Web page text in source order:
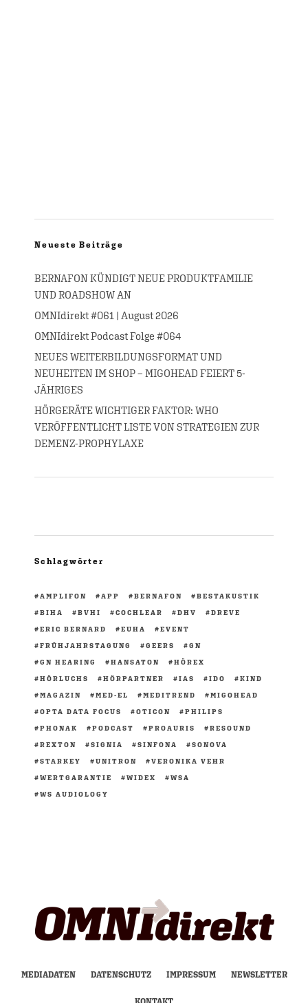
Neueste Beiträge
BERNAFON KÜNDIGT NEUE PRODUKTFAMILIE
UND ROADSHOW AN
OMNIdirekt #061 | August 2026
OMNIdirekt Podcast Folge #064
NEUES WEITERBILDUNGSFORMAT UND
NEUHEITEN IM SHOP – MIGOHEAD FEIERT 5-
JÄHRIGES
HÖRGERÄTE WICHTIGER FAKTOR: WHO
VERÖFFENTLICHT LISTE VON STRATEGIEN ZUR
DEMENZ-PROPHYLAXE
Schlagwörter
AMPLIFON APP BERNAFON
BESTAKUSTIK
BIHA
BVHI COCHLEAR DHV
DREVE
ERIC BERNARD
EUHA
EVENT
FRÜHJAHRSTAGUNG
GEERS
GN
GN HEARING
HANSATON
HÖREX
HÖRLUCHS
HÖRPARTNER IAS IDO
KIND
MAGAZIN
MED-EL MEDITREND
MIGOHEAD
OPTA DATA FOCUS
OTICON
PHILIPS
PHONAK
PODCAST PROAURIS
RESOUND
REXTON
SIGNIA SINFONA
SONOVA
STARKEY
UNITRON
VERONIKA VEHR
WERTGARANTIE
WIDEX
WSA
WS AUDIOLOGY
MEDIADATEN DATENSCHUTZ IMPRESSUM NEWSLETTER